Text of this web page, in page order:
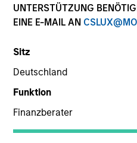
UNTERSTÜTZUNG
EINE E-MAIL AN
Sitz
Deutschland
Funktion
Finanzberater
Wir bieten unseren
spezialisierten Teams
und lokaler